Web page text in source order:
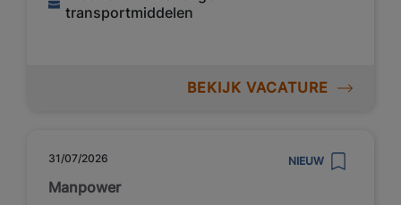
transportmiddelen
BEKIJK VACATURE
31/07/2026 NIEUW
Manpower